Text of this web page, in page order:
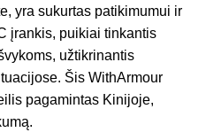
yra sukurtas patikimumui ir
įrankis, puikiai tinkantis
užtikrinantis
Šis WithArmour
pagamintas Kinijoje,